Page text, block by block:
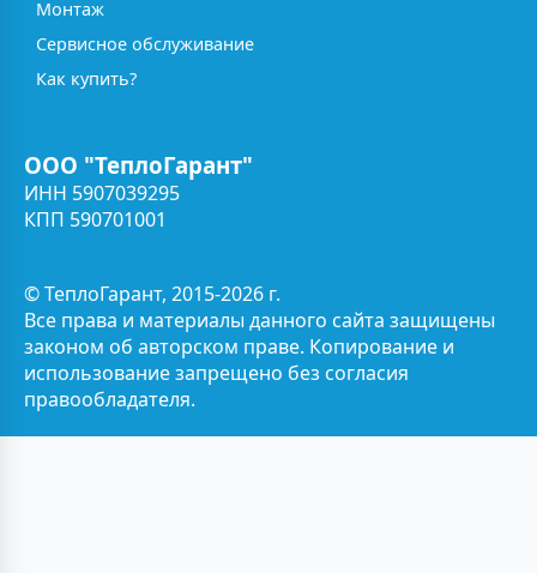
Монтаж
Сервисное обслуживание
Как купить?
ООО "ТеплоГарант"
ИНН 5907039295
КПП 590701001
© ТеплоГарант, 2015-2026 г.
Все права и материалы данного сайта защищены
законом об авторском праве. Копирование и
использование запрещено без согласия
правообладателя.